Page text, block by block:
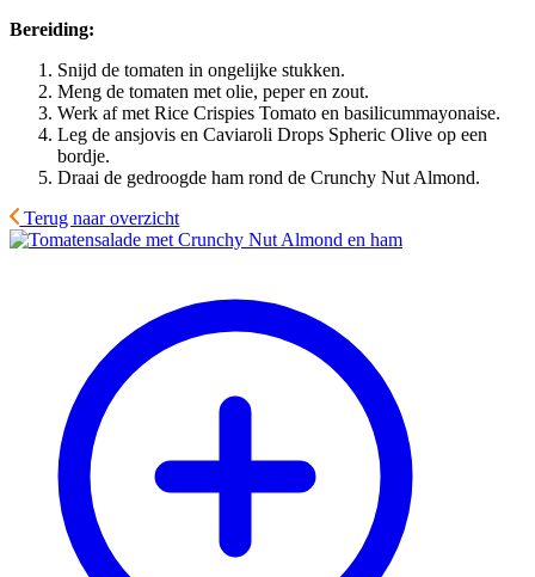
Bereiding:
Snijd de tomaten in ongelijke stukken.
Meng de tomaten met olie, peper en zout.
Werk af met Rice Crispies Tomato en basilicummayonaise.
Leg de ansjovis en Caviaroli Drops Spheric Olive op een
bordje.
Draai de gedroogde ham rond de Crunchy Nut Almond.
Terug naar overzicht